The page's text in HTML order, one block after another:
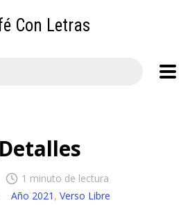
Con Letras
1 minuto de lectura
Año 2021 , Verso Libre